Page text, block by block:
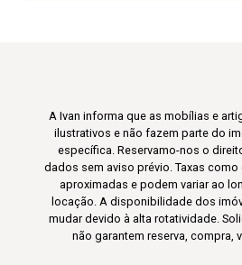
A Ivan informa que as mobílias e
ilustrativos e não fazem parte do
específica. Reservamo-nos o
dados sem aviso prévio. Taxas como
aproximadas e podem variar ao
locação. A disponibilidade dos
mudar devido à alta rotatividade.
não garantem reserva, compra,